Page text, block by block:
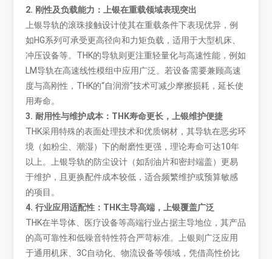
2. 刚性及负载能力：上银在重载领域表现突出
上银导轨的滚珠接触设计使其在重载条件下表现优异，例
如HG系列可承受更高径向和力矩负载，适用于大型机床、
冲压设备等。THK的导轨则更注重轻量化与高速性能，例如
LM导轨在高速线性模组中应用广泛。若设备需要兼顾高速
度与高刚性，THK的“自润滑”技术可减少摩擦损耗，延长使
用寿命。
3. 耐用性与维护成本：THK寿命更长，上银维护便捷
THK采用特殊的表面处理技术和优质钢材，其导轨在恶劣环
境（如粉尘、潮湿）下的耐磨性更强，理论寿命可达10年
以上。上银导轨的防尘设计（如刮油片和密封端盖）更易
于维护，且更换配件成本较低，适合频繁维护或预算敏感
的项目。
4. 行业应用适配性：THK主导高端，上银覆盖广泛
THK在半导体、医疗设备等高端行业占据主导地位，其产品
的高可靠性和低噪音特性符合严苛标准。上银则广泛应用
于通用机床、3C自动化、物流设备等领域，凭借高性价比